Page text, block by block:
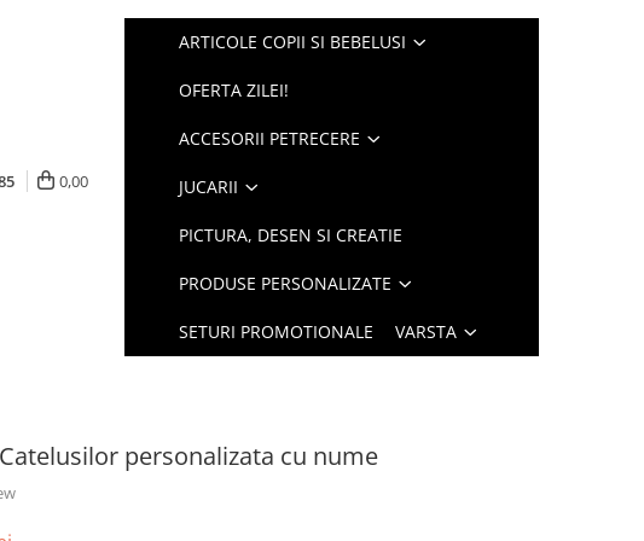
0,00
ARTICOLE COPII SI BEBELUSI
OFERTA ZILEI!
ACCESORII PETRECERE
JUCARII
PICTURA, DESEN SI CREATIE
PRODUSE PERSONALIZATE
SETURI PROMOTIONALE VARSTA
personalizata cu nume